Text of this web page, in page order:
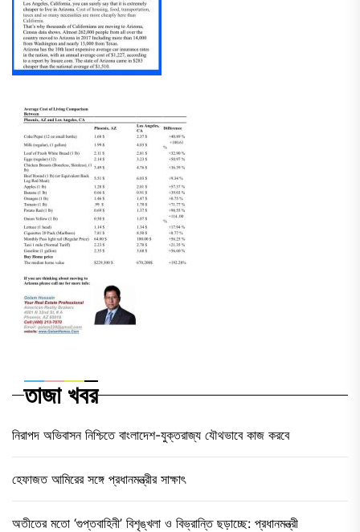
তাজা খবর
নিরাপদ অভিবাসন নিশ্চিতে বাংলাদেশ-যুক্তরাজ্য যৌথভাবে কাজ করবে
হেফাজত আমিরের সঙ্গে প্রধানমন্ত্রীর সাক্ষাৎ
অতীতের মতো ‘গুপ্তবাহিনী’ বিশৃঙ্খলা ও বিভ্রান্তি ছড়াচ্ছে: প্রধানমন্ত্রী